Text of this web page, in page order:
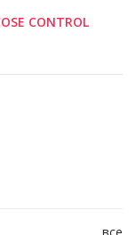
CONTROL
все